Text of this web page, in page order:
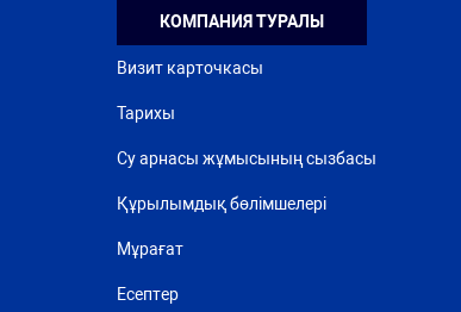
КОМПАНИЯ ТУРАЛЫ
Визит карточкасы
Тарихы
Су арнасы жұмысының сызбасы
Құрылымдық бөлімшелері
Мұрағат
Есептер